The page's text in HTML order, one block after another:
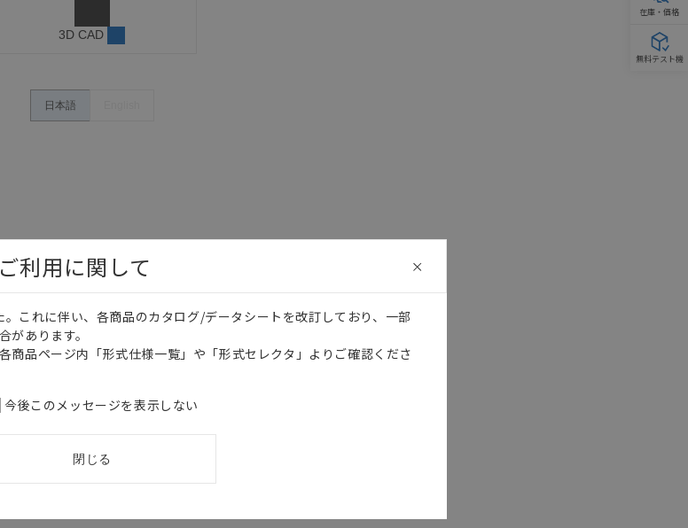
3D CAD
日本語
在庫・価格
無料テスト機
利用に関して
これに伴い、各商品のカタログ/データシートを改訂しており、一部
があります。
商品ページ内「形式仕様一覧」や「形式セレクタ」よりご確認くださ
今後このメッセージを表示しない
閉じる